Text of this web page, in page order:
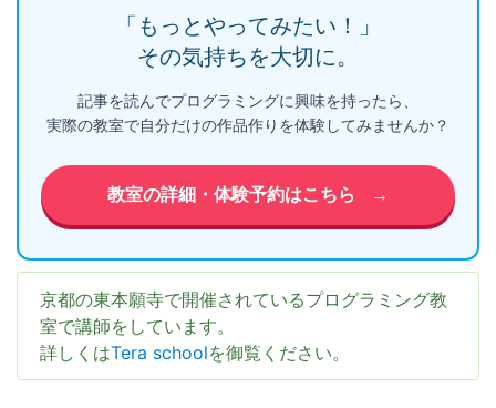
「もっとやってみたい！」
その気持ちを大切に。
記事を読んでプログラミングに興味を持ったら、
実際の教室で自分だけの作品作りを体験してみませんか？
教室の詳細・体験予約はこちら →
京都の東本願寺で開催されているプログラミング教
室で講師をしています。
詳しくはTera schoolを御覧ください。